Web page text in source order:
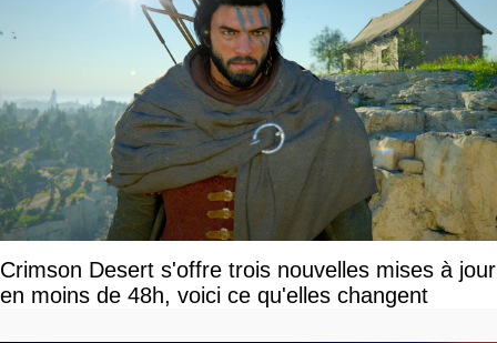
Crimson Desert s'offre trois nouvelles mises à jour
en moins de 48h, voici ce qu'elles changent